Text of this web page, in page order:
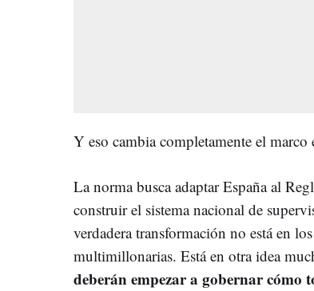
Y eso cambia completamente el marco
La norma busca adaptar España al
construir el sistema nacional de
verdadera transformación no está en
multimillonarias. Está en otra idea
deberán empezar a gobernar cómo